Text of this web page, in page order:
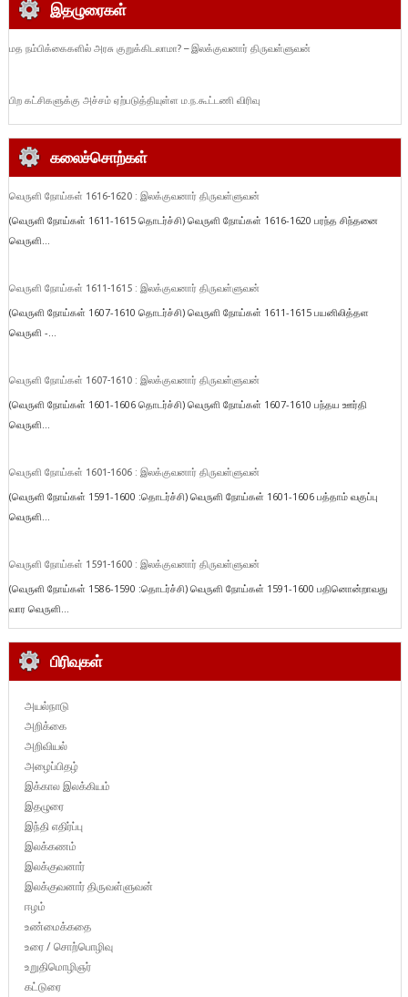
இதழுரைகள்
மத நம்பிக்கைகளில் அரசு குறுக்கிடலாமா? – இலக்குவனார் திருவள்ளுவன்
பிற கட்சிகளுக்கு அச்சம் ஏற்படுத்தியுள்ள ம.ந.கூட்டணி விரிவு
கலைச்சொற்கள்
வெருளி நோய்கள் 1616-1620 : இலக்குவனார் திருவள்ளுவன்
(வெருளி நோய்கள் 1611-1615 தொடர்ச்சி) வெருளி நோய்கள் 1616-1620 பரந்த சிந்தனை
வெருளி...
வெருளி நோய்கள் 1611-1615 : இலக்குவனார் திருவள்ளுவன்
(வெருளி நோய்கள் 1607-1610 தொடர்ச்சி) வெருளி நோய்கள் 1611-1615 பயனிலித்தள
வெருளி -...
வெருளி நோய்கள் 1607-1610 : இலக்குவனார் திருவள்ளுவன்
(வெருளி நோய்கள் 1601-1606 தொடர்ச்சி) வெருளி நோய்கள் 1607-1610 பந்தய ஊர்தி
வெருளி...
வெருளி நோய்கள் 1601-1606 : இலக்குவனார் திருவள்ளுவன்
(வெருளி நோய்கள் 1591-1600 :தொடர்ச்சி) வெருளி நோய்கள் 1601-1606 பத்தாம் வகுப்பு
வெருளி...
வெருளி நோய்கள் 1591-1600 : இலக்குவனார் திருவள்ளுவன்
(வெருளி நோய்கள் 1586-1590 :தொடர்ச்சி) வெருளி நோய்கள் 1591-1600 பதினொன்றாவது
வார வெருளி...
பிரிவுகள்
அயல்நாடு
அறிக்கை
அறிவியல்
அழைப்பிதழ்
இக்கால இலக்கியம்
இதழுரை
இந்தி எதிர்ப்பு
இலக்கணம்
இலக்குவனார்
இலக்குவனார் திருவள்ளுவன்
ஈழம்
உண்மைக்கதை
உரை / சொற்பொழிவு
உறுதிமொழிஞர்
கட்டுரை